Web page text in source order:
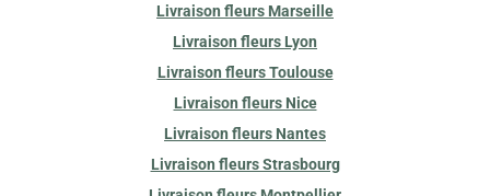
Livraison fleurs Marseille
Livraison fleurs Lyon
Livraison fleurs Toulouse
Livraison fleurs Nice
Livraison fleurs Nantes
Livraison fleurs Strasbourg